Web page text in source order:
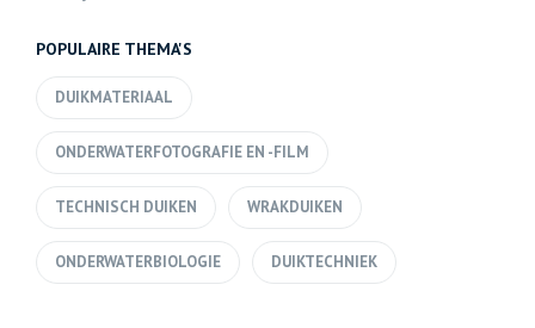
POPULAIRE THEMA'S
DUIKMATERIAAL
ONDERWATERFOTOGRAFIE EN -FILM
TECHNISCH DUIKEN WRAKDUIKEN
ONDERWATERBIOLOGIE DUIKTECHNIEK